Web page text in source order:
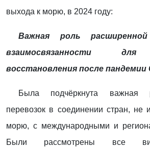
выхода к морю, в 2024 году:
Важная роль
взаимосвязанности для
восстановления после пандемии
Была подчёркнута важная
перевозок в соединении стран,
морю, с международными и
Были рассмотрены все